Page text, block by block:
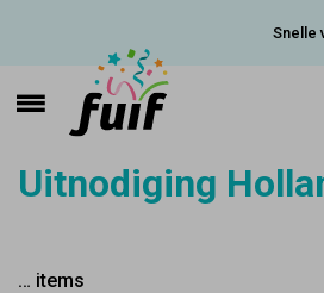
Snelle
Uitnodiging
… items